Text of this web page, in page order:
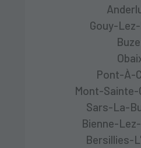
Gouy-
Pont-À-
Mont-Sainte-
Sars-La-
Bienne-
Bersillies-